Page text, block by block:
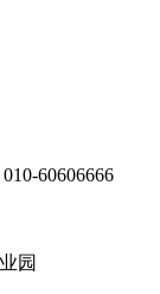
60606666
园